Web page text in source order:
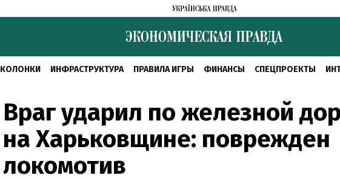
КОЛОНКИ ИНФРАСТРУКТУРА ПРАВИЛА ИГРЫ ФИНАНСЫ СПЕЦПРОЕКТЫ
Враг ударил по железной
на Харьковщине: поврежден
локомотив